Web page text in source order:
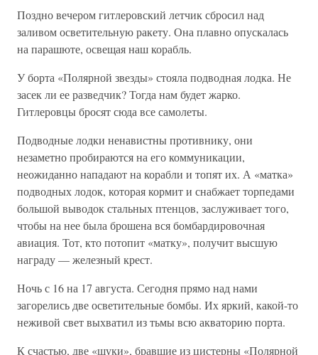
Поздно вечером гитлеровский летчик сбросил над
заливом осветительную ракету. Она плавно опускалась
на парашюте, освещая наш корабль.
У борта «Полярной звезды» стояла подводная лодка. Не
засек ли ее разведчик? Тогда нам будет жарко.
Гитлеровцы бросят сюда все самолеты.
Подводные лодки ненавистны противнику, они
незаметно пробираются на его коммуникации,
неожиданно нападают на корабли и топят их. А «матка»
подводных лодок, которая кормит и снабжает торпедами
большой выводок стальных птенцов, заслуживает того,
чтобы на нее была брошена вся бомбардировочная
авиация. Тот, кто потопит «матку», получит высшую
награду — железный крест.
Ночь с 16 на 17 августа. Сегодня прямо над нами
загорелись две осветительные бомбы. Их яркий, какой-то
неживой свет выхватил из тьмы всю акваторию порта.
К счастью, две «щуки», бравшие из цистерны «Полярной